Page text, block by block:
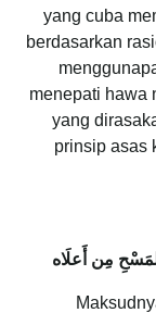
yang cuba
berdasarkan
menepati hawa
yang
prinsip asas
مِن أَعلَاه